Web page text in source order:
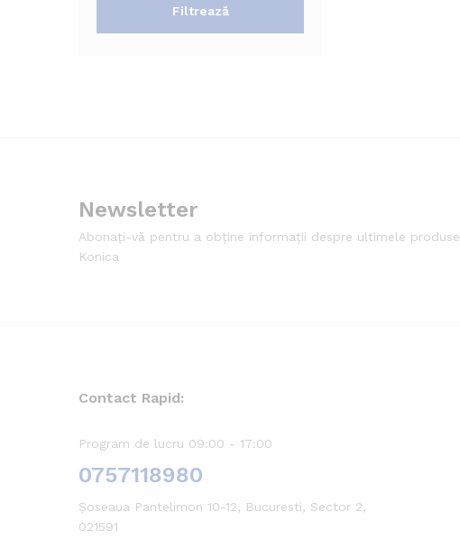
Filtrează
Newsletter
Abonați-vă pentru a obține informații despre ultimele produse
Konica
Contact Rapid:
Program de lucru 09:00 - 17:00
0757118980
Șoseaua Pantelimon 10-12, Bucuresti, Sector 2,
021591